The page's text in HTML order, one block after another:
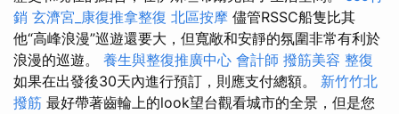
銷 玄濟宮_康復推拿整復 北區按摩 儘管RSSC船隻比其
他“高峰浪漫”巡遊還要大，但寬敞和安靜的氛圍非常有利於
浪漫的巡遊。 養生與整復推廣中心 會計師 撥筋美容 整復
如果在出發後30天內進行預訂，則應支付總額。 新竹竹北
撥筋 最好帶著齒輪上的look望台觀看城市的全景，但是您